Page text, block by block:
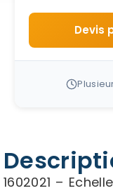
Devis
1602021 –